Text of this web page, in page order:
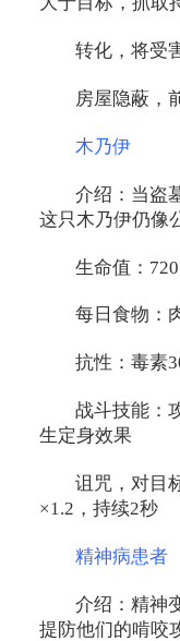
转化，将受
房屋隐蔽，
木乃伊
介绍：当盗
这只木乃伊仍像
生命值：720
每日食物：
抗性：毒素
战斗技能：
生定身效果
诅咒，对目
×1.2，持续2秒
精神病患者
介绍：精神
提防他们的啃咬